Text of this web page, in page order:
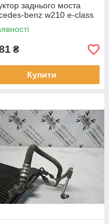
заднього моста
benz w210 e-class
₴
Купити